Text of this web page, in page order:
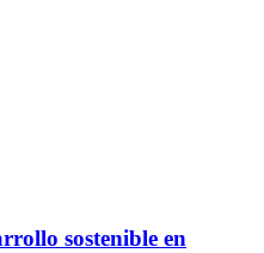
sostenible en